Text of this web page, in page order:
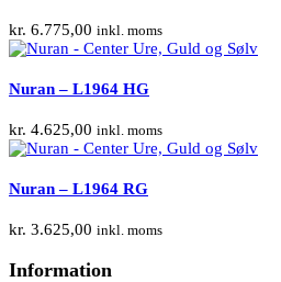
kr. 6.775,00 inkl. moms
Nuran – L1964 HG
kr. 4.625,00 inkl. moms
Nuran – L1964 RG
kr. 3.625,00 inkl. moms
Information